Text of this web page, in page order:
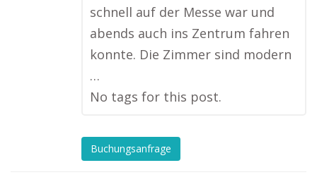
schnell auf der Messe war und
abends auch ins Zentrum fahren
konnte. Die Zimmer sind modern
…
No tags for this post.
Buchungsanfrage